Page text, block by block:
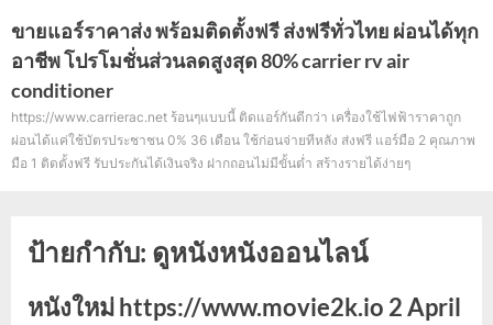
content
ขายแอร์ราคาส่ง พร้อมติดตั้งฟรี ส่งฟรีทั่วไทย ผ่อนได้ทุก
อาชีพ โปรโมชั่นส่วนลดสูงสุด 80% carrier rv air
conditioner
https://www.carrierac.net ร้อนๆแบบนี้ ติดแอร์กันดีกว่า เครื่องใช้ไฟฟ้าราคาถูก
ผ่อนได้แค่ใช้บัตรประชาชน 0% 36 เดือน ใช้ก่อนจ่ายทีหลัง ส่งฟรี แอร์มือ 2 คุณภาพ
มือ 1 ติดตั้งฟรี รับประกันได้เงินจริง ฝากถอนไม่มีขั้นต่ำ สร้างรายได้ง่ายๆ
ป้ายกำกับ: ดูหนังหนังออนไลน์
หนังใหม่ https://www.movie2k.io 2 April